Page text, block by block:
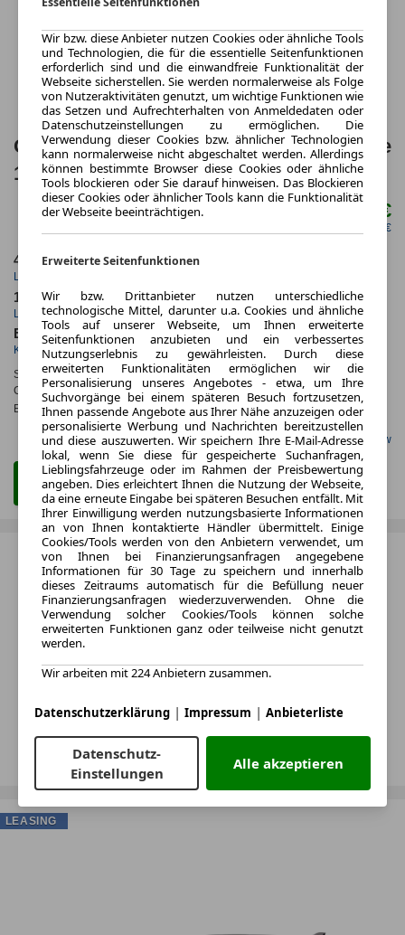
Opel Grandland Electric 73-kWh-Batterie
157 kW Ultimate 5 Türen
561,34 €
netto mtl. 471,43 €
48 Monate
Laufzeit
1.03
Leasingfaktor
ca. 157 kW (213 PS)
Leistung
Elektro
Kraftstoff
Stromverbr.¹: ca. kWh/100km(komb.)
CO
-Emissionen*:ca. 0 g/km(komb.)
Effizienzklasse: A
Gefunden auf Carwow
Zum Leasing Angebot
LEASING
Wir bzw. diese Anbieter nutzen Cookies oder ähnliche Tools
und Technologien, die für die essentielle Seitenfunktionen
erforderlich sind und die einwandfreie Funktionalität der
Webseite sicherstellen. Sie werden normalerweise als Folge
von Nutzeraktivitäten genutzt, um wichtige Funktionen wie
das Setzen und Aufrechterhalten von Anmeldedaten oder
Datenschutzeinstellungen zu ermöglichen. Die
Verwendung dieser Cookies bzw. ähnlicher Technologien
kann normalerweise nicht abgeschaltet werden. Allerdings
können bestimmte Browser diese Cookies oder ähnliche
Tools blockieren oder Sie darauf hinweisen. Das Blockieren
dieser Cookies oder ähnlicher Tools kann die Funktionalität
der Webseite beeinträchtigen.
Erweiterte Seitenfunktionen
Wir bzw. Drittanbieter nutzen unterschiedliche
technologische Mittel, darunter u.a. Cookies und ähnliche
Tools auf unserer Webseite, um Ihnen erweiterte
Seitenfunktionen anzubieten und ein verbessertes
Nutzungserlebnis zu gewährleisten. Durch diese
erweiterten Funktionalitäten ermöglichen wir die
Personalisierung unseres Angebotes - etwa, um Ihre
Suchvorgänge bei einem späteren Besuch fortzusetzen,
Ihnen passende Angebote aus Ihrer Nähe anzuzeigen oder
personalisierte Werbung und Nachrichten bereitzustellen
und diese auszuwerten. Wir speichern Ihre E-Mail-Adresse
lokal, wenn Sie diese für gespeicherte Suchanfragen,
Lieblingsfahrzeuge oder im Rahmen der Preisbewertung
angeben. Dies erleichtert Ihnen die Nutzung der Webseite,
da eine erneute Eingabe bei späteren Besuchen entfällt. Mit
Ihrer Einwilligung werden nutzungsbasierte Informationen
an von Ihnen kontaktierte Händler übermittelt. Einige
Cookies/Tools werden von den Anbietern verwendet, um
von Ihnen bei Finanzierungsanfragen angegebene
Informationen für 30 Tage zu speichern und innerhalb
dieses Zeitraums automatisch für die Befüllung neuer
Finanzierungsanfragen wiederzuverwenden. Ohne die
Verwendung solcher Cookies/Tools können solche
erweiterten Funktionen ganz oder teilweise nicht genutzt
werden.
Wir arbeiten mit 224 Anbietern zusammen.
Datenschutzerklärung | Impressum | Anbieterliste
Datenschutz-
Einstellungen
Alle akzeptieren